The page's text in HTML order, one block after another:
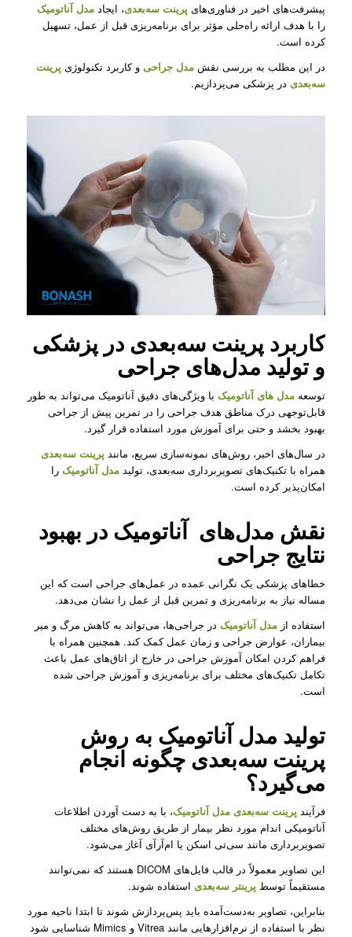
پیشرفت‌های اخیر در فناوری‌های پرینت سه‌بعدی، ایجاد مدل آناتومیک
را با هدف ارائه راه‌حلی مؤثر برای برنامه‌ریزی قبل از عمل، تسهیل
کرده است.
در این مطلب به بررسی نقش مدل‌ جراحیو کاربرد تکنولوژی پرینت
سه‌بعدی در پزشکی می‌پردازیم.
کاربرد پرینت سه‌بعدی در پزشکی
و تولید مدل‌های جراحی
توسعه مدل های آناتومیک با ویژگی‌های دقیق آناتومیک می‌تواند به طور
قابل‌توجهی درک مناطق هدف جراحی را در تمرین پیش از جراحی
بهبود بخشد و حتی برای آموزش مورد استفاده قرار گیرد.
در سال‌های اخیر، روش‌های نمونه‌سازی سریع، مانند پرینت سه‌بعدی
همراه با تکنیک‌های تصویربرداری سه‌بعدی، تولید مدل آناتومیک را
امکان‌پذیر کرده است.
نقش مدل‌‌های آناتومیک در بهبود
نتایج جراحی
خطاهای پزشکی یک نگرانی عمده در عمل‌های جراحی است که این
مساله نیاز به برنامه‌ریزی و تمرین قبل از عمل را نشان می‌دهد.
استفاده از مدل آناتومیکدر جراحی‌ها، می‌تواند به کاهش مرگ و میر
بیماران، عوارض جراحی و زمان عمل کمک کند. همچنین همراه با
فراهم کردن امکان آموزش جراحی در خارج از اتاق‌های عمل باعث
تکامل تکنیک‌های مختلف برای برنامه‌ریزی و آموزش جراحی شده
است.
تولید مدل آناتومیک به روش
پرینت سه‌بعدی چگونه انجام
می‌گیرد؟
فرآیند پرینت سه‌بعدی مدل آناتومیک‌، با به دست آوردن اطلاعات
آناتومیکی اندام مورد نظر بیمار از طریق روش‌های مختلف
تصویربرداری مانند سی‌تی اسکن یا ام‌آرآی آغاز می‌شود.
این تصاویر معمولاً در قالب فایل‌های DICOM هستند که نمی‌توانند
مستقیماً توسط پرینتر سه‌بعدی استفاده شوند.
بنابراین، تصاویر به‌دست‌آمده باید پس‌پردازش شوند تا ابتدا ناحیه مورد
نظر با استفاده از نرم‌افزارهایی مانند Vitrea و Mimics شناسایی شود